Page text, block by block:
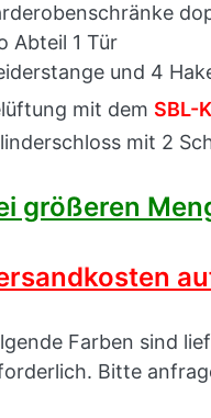
Abteil 1 Tür
und 4
mit dem SBL-
mit 2
größeren
Farben sind
Bitte